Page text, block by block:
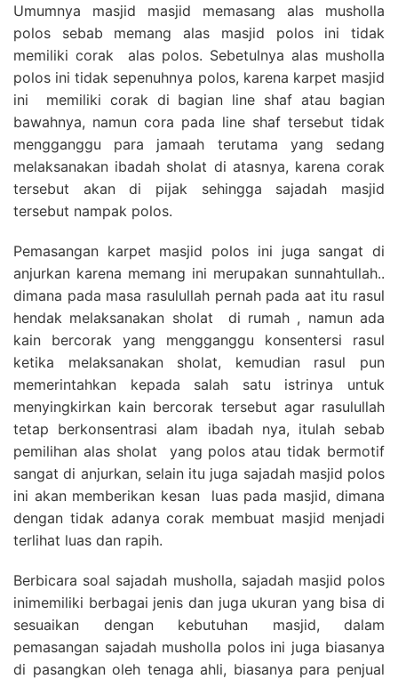
Umumnya masjid masjid memasang alas musholla
polos sebab memang alas masjid polos ini tidak
memiliki corak alas polos. Sebetulnya alas musholla
polos ini tidak sepenuhnya polos, karena karpet masjid
ini memiliki corak di bagian line shaf atau bagian
bawahnya, namun cora pada line shaf tersebut tidak
mengganggu para jamaah terutama yang sedang
melaksanakan ibadah sholat di atasnya, karena corak
tersebut akan di pijak sehingga sajadah masjid
tersebut nampak polos.
Pemasangan karpet masjid polos ini juga sangat di
anjurkan karena memang ini merupakan sunnahtullah..
dimana pada masa rasulullah pernah pada aat itu rasul
hendak melaksanakan sholat di rumah , namun ada
kain bercorak yang mengganggu konsentersi rasul
ketika melaksanakan sholat, kemudian rasul pun
memerintahkan kepada salah satu istrinya untuk
menyingkirkan kain bercorak tersebut agar rasulullah
tetap berkonsentrasi alam ibadah nya, itulah sebab
pemilihan alas sholat yang polos atau tidak bermotif
sangat di anjurkan, selain itu juga sajadah masjid polos
ini akan memberikan kesan luas pada masjid, dimana
dengan tidak adanya corak membuat masjid menjadi
terlihat luas dan rapih.
Berbicara soal sajadah musholla, sajadah masjid polos
inimemiliki berbagai jenis dan juga ukuran yang bisa di
sesuaikan dengan kebutuhan masjid, dalam
pemasangan sajadah musholla polos ini juga biasanya
di pasangkan oleh tenaga ahli, biasanya para penjual